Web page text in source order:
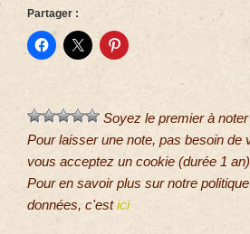
Partager :
Soyez le premier à
Pour laisser une note, pas besoin de
vous acceptez un cookie (durée 1
Pour en savoir plus sur notre
données, c'estici